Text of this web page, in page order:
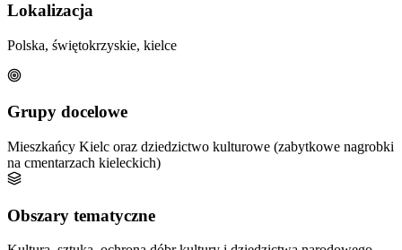
Lokalizacja
Polska, świętokrzyskie, kielce
Grupy docelowe
Mieszkańcy Kielc oraz dziedzictwo kulturowe (zabytkowe nagrobki
na cmentarzach kieleckich)
Obszary tematyczne